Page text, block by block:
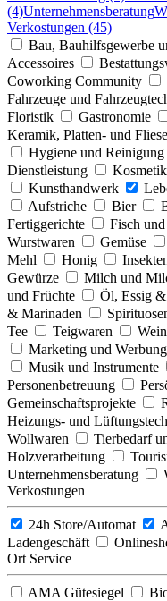
(4)Unternehmensberatung
Verkostungen (45)
Bau, Bauhilfsgewerbe
Accessoires
Coworking Community
Fahrzeuge und
Floristik
Gastronomie
Keramik, Platten- und
Hygiene und Reinigung
Dienstleistung
Kunsthandwerk
Aufstriche
Bier
Fertiggerichte
Fisch
Wurstwaren
Gemüse
Mehl
Honig
Gewürze
Milch und
und Früchte
Öl, Essig
& Marinaden
Tee
Teigwaren
Marketing und Werbung
Musik und Instrumente
Personenbetreuung
Gemeinschaftsprojekte
Heizungs- und
Wollwaren
Tierbedarf
Holzverarbeitung
Unternehmensberatung
Verkostungen
24h Store/Automat
Ladengeschäft
Ort Service
AMA Gütesiegel